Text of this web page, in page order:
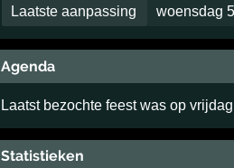
Laatste aanpassing woensdag
Agenda
Laatst bezochte feest was op
Statistieken